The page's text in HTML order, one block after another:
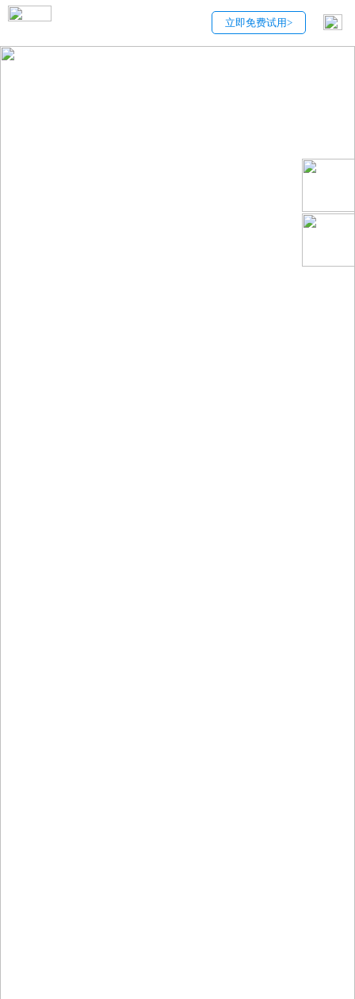
立即免费试用>